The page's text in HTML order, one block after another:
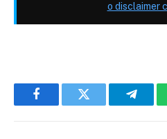
o disclaimer
FacebookTwitter